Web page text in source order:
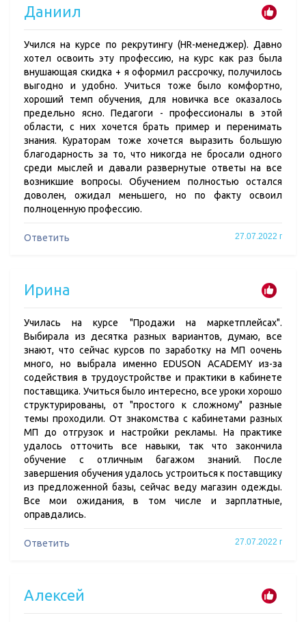
Даниил
Учился на курсе по рекрутингу (HR-менеджер). Давно
хотел освоить эту профессию, на курс как раз была
внушающая скидка + я оформил рассрочку, получилось
выгодно и удобно. Учиться тоже было комфортно,
хороший темп обучения, для новичка все оказалось
предельно ясно. Педагоги - профессионалы в этой
области, с них хочется брать пример и перенимать
знания. Кураторам тоже хочется выразить большую
благодарность за то, что никогда не бросали одного
среди мыслей и давали развернутые ответы на все
возникшие вопросы. Обучением полностью остался
доволен, ожидал меньшего, но по факту освоил
полноценную профессию.
Ответить 27.07.2022 г
Ирина
Училась на курсе "Продажи на маркетплейсах".
Выбирала из десятка разных вариантов, думаю, все
знают, что сейчас курсов по заработку на МП оочень
много, но выбрала именно EDUSON ACADEMY из-за
содействия в трудоустройстве и практики в кабинете
поставщика. Учиться было интересно, все уроки хорошо
структурированы, от "простого к сложному" разные
темы проходили. От знакомства с кабинетами разных
МП до отгрузок и настройки рекламы. На практике
удалось отточить все навыки, так что закончила
обучение с отличным багажом знаний. После
завершения обучения удалось устроиться к поставщику
из предложенной базы, сейчас веду магазин одежды.
Все мои ожидания, в том числе и зарплатные,
оправдались.
Ответить 27.07.2022 г
Алексей